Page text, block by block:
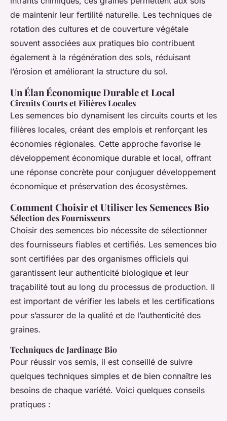
de maintenir leur fertilité naturelle. Les techniques de
rotation des cultures et de couverture végétale
souvent associées aux pratiques bio contribuent
également à la régénération des sols, réduisant
l’érosion et améliorant la structure du sol.
Un Élan Économique Durable et Local
Circuits Courts et Filières Locales
Les semences bio dynamisent les circuits courts et les
filières locales, créant des emplois et renforçant les
économies régionales. Cette approche favorise le
développement économique durable et local, offrant
une réponse concrète pour conjuguer développement
économique et préservation des écosystèmes.
Comment Choisir et Utiliser les Semences Bio
Sélection des Fournisseurs
Choisir des semences bio nécessite de sélectionner
des fournisseurs fiables et certifiés. Les semences bio
sont certifiées par des organismes officiels qui
garantissent leur authenticité biologique et leur
traçabilité tout au long du processus de production. Il
est important de vérifier les labels et les certifications
pour s’assurer de la qualité et de l’authenticité des
graines.
Techniques de Jardinage Bio
Pour réussir vos semis, il est conseillé de suivre
quelques techniques simples et de bien connaître les
besoins de chaque variété. Voici quelques conseils
pratiques :